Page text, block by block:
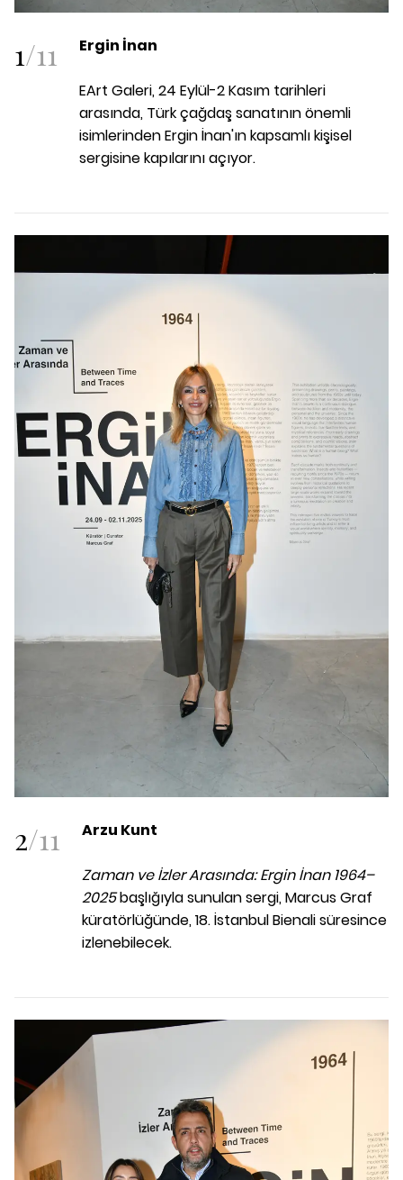
1/11 Ergin İnan
EArt Galeri, 24 Eylül-2 Kasım tarihleri
arasında, Türk çağdaş sanatının önemli
isimlerinden Ergin İnan'ın kapsamlı kişisel
sergisine kapılarını açıyor.
2/11 Arzu Kunt
Zaman ve İzler Arasında: Ergin İnan 1964–
2025başlığıyla sunulan sergi, Marcus Graf
küratörlüğünde, 18. İstanbul Bienali süresince
izlenebilecek.